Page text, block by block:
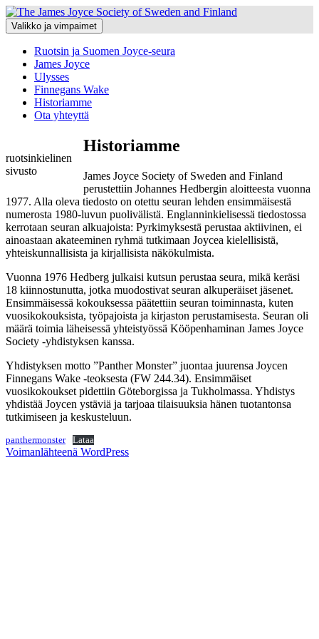
Siirry
sisältöön
Valikko ja vimpaimet
Ruotsin ja Suomen Joyce-seura
James Joyce
Ulysses
Finnegans Wake
Historiamme
Ota yhteyttä
ruotsinkielinen
sivusto
Historiamme
James Joyce Society of Sweden and Finland
perustettiin Johannes Hedbergin aloitteesta vuonna
1977. Alla oleva tiedosto on otettu seuran lehden ensimmäisestä
numerosta 1980-luvun puolivälistä. Englanninkielisessä tiedostossa
kerrotaan seuran alkuajoista: Pyrkimyksestä perustaa aktiivinen, ei
ainoastaan akateeminen ryhmä tutkimaan Joycea kielellisistä,
yhteiskunnallisista ja kirjallisista näkökulmista.
Vuonna 1976 Hedberg julkaisi kutsun perustaa seura, mikä keräsi
18 kiinnostunutta, jotka muodostivat seuran alkuperäiset jäsenet.
Ensimmäisessä kokouksessa päätettiin seuran toiminnasta, kuten
vuosikokouksista, työpajoista ja kirjaston perustamisesta. Seuran oli
määrä toimia läheisessä yhteistyössä Kööpenhaminan James Joyce
Society -yhdistyksen kanssa.
Yhdistyksen motto ”Panther Monster” juontaa juurensa Joycen
Finnegans Wake -teoksesta (FW 244.34). Ensimmäiset
vuosikokoukset pidettiin Göteborgissa ja Tukholmassa. Yhdistys
yhdistää Joycen ystäviä ja tarjoaa tilaisuuksia hänen tuotantonsa
tutkimiseen ja keskusteluun.
panthermonster Lataa
Voimanlähteenä WordPress